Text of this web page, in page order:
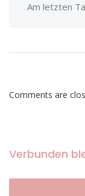
Am letzten
Comments are
Verbunden